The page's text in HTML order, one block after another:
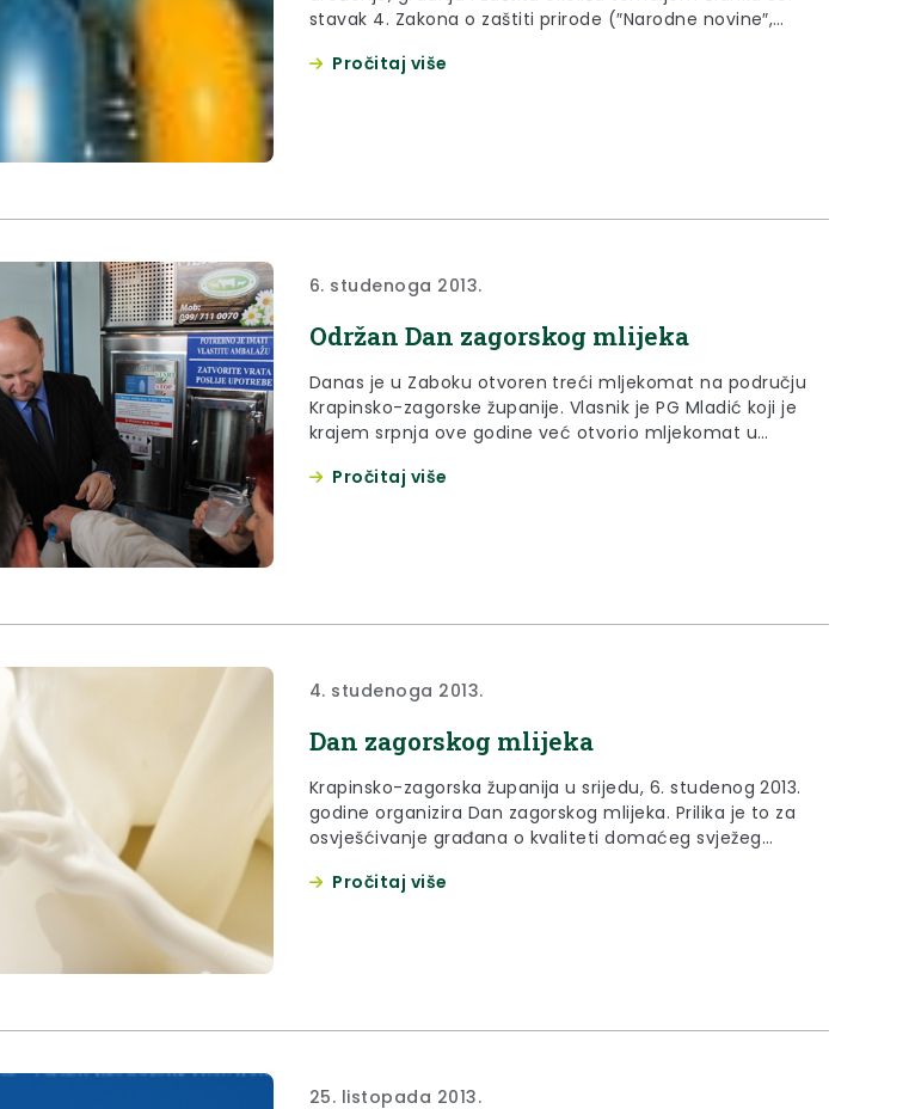
stavak 4. Zakona o zaštiti prirode (″Narodne novine″,
d.o.o., Celine 2, Zabok od 4. rujna 2013. godine, za
Pročitaj više
6. studenoga 2013.
Održan Dan zagorskog mlijeka
Danas je u Zaboku otvoren treći mljekomat na području
Krapinsko-zagorske županije. Vlasnik je PG Mladić koji je
krajem srpnja ove godine već otvorio mljekomat u
Pročitaj više
4. studenoga 2013.
Dan zagorskog mlijeka
Krapinsko-zagorska županija u srijedu, 6. studenog 2013.
godine organizira Dan zagorskog mlijeka. Prilika je to za
osvješćivanje građana o kvaliteti domaćeg svježeg
Pročitaj više
25. listopada 2013.